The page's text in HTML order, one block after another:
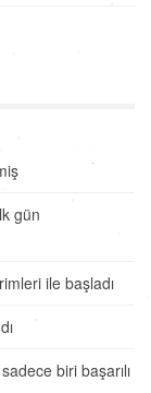
gün
ile başladı
biri başarılı